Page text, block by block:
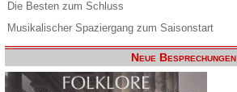
Die Besten zum Schluss
Musikalischer Spaziergang zum Saisonstart
Neue Besprechungen